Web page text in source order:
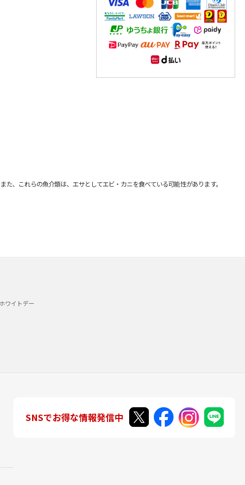
、これらの魚介類は、エサとしてエビ・カニを食べている可能性があります。
ホワイトデー
SNSでお得な情報発信中